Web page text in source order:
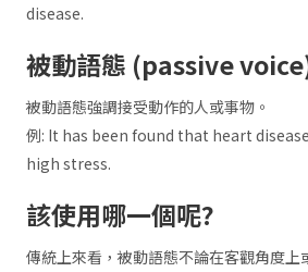
disease.
被動語態 (passive
被動語態強調接受動作的人或事物。
例: It has been found that heart
high stress.
該使用哪一個呢?
傳統上來看，被動語態不論在客觀角度上